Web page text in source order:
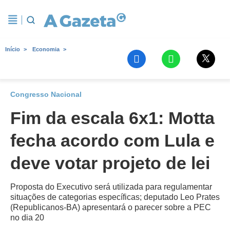
Início Economia
Congresso Nacional
Fim da escala 6x1: Motta
fecha acordo com Lula e
deve votar projeto de lei
Proposta do Executivo será utilizada para regulamentar
situações de categorias específicas; deputado Leo Prates
(Republicanos-BA) apresentará o parecer sobre a PEC
no dia 20